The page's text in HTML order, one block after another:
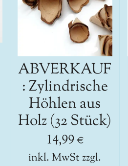
ABVERKAUF
: Zylindrische
Höhlen aus
Holz (32 Stück)
14,99 €
inkl. MwSt zzgl.